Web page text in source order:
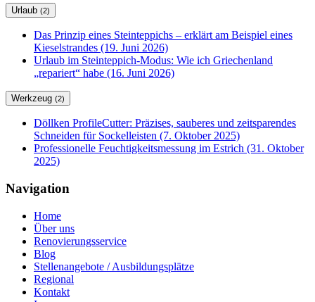
Urlaub (2)
Das Prinzip eines Steinteppichs – erklärt am Beispiel eines
Kieselstrandes (19. Juni 2026)
Urlaub im Steinteppich-Modus: Wie ich Griechenland
„repariert“ habe (16. Juni 2026)
Werkzeug (2)
Döllken ProfileCutter: Präzises, sauberes und zeitsparendes
Schneiden für Sockelleisten (7. Oktober 2025)
Professionelle Feuchtigkeitsmessung im Estrich (31. Oktober
2025)
Navigation
Home
Über uns
Renovierungsservice
Blog
Stellenangebote / Ausbildungsplätze
Regional
Kontakt